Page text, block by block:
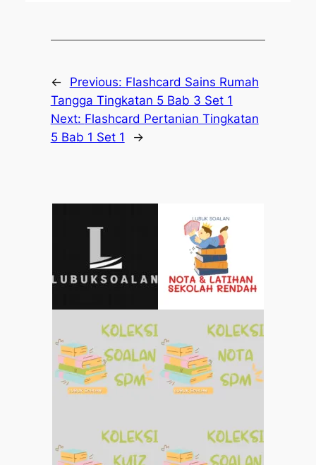
← Previous: Flashcard Sains Rumah
Tangga Tingkatan 5 Bab 3 Set 1
Next: Flashcard Pertanian Tingkatan
5 Bab 1 Set 1
→